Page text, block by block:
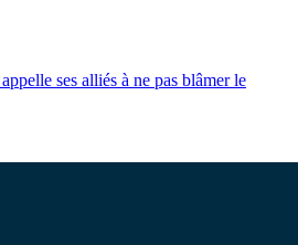
ses alliés à ne pas blâmer le